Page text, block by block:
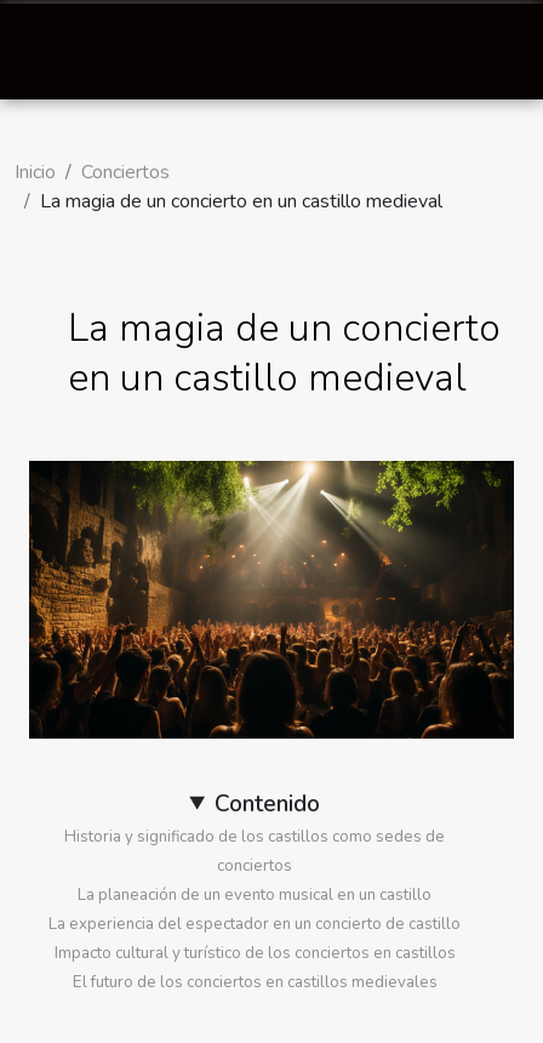
Inicio
Conciertos
La magia de un concierto en un castillo medieval
La magia de un concierto
en un castillo medieval
Contenido
Historia y significado de los castillos como sedes de
conciertos
La planeación de un evento musical en un castillo
La experiencia del espectador en un concierto de castillo
Impacto cultural y turístico de los conciertos en castillos
El futuro de los conciertos en castillos medievales